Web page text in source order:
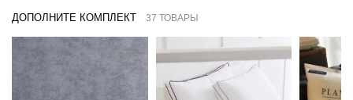
ДОПОЛНИТЕ КОМПЛЕКТ 37 ТОВАРЫ